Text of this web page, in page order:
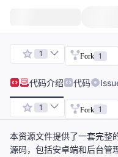
1 Fork 1
代码介绍 代码
1 Fork 1
本资源文件提供了一套完整
源码，包括安卓端和后台管